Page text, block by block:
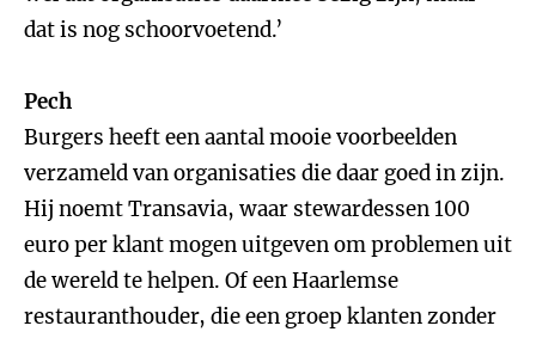
dat is nog schoorvoetend.’
Pech
Burgers heeft een aantal mooie voorbeelden
verzameld van organisaties die daar goed in zijn.
Hij noemt Transavia, waar stewardessen 100
euro per klant mogen uitgeven om problemen uit
de wereld te helpen. Of een Haarlemse
restauranthouder, die een groep klanten zonder